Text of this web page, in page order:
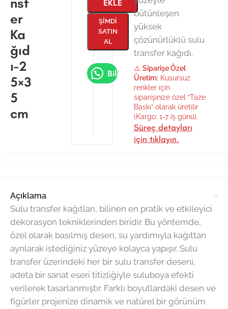
er
Ka
ğıd
ı-2
5×3
5
cm
EKLE
ŞIMDI
SATIN
AL
Bilgi Al
bütünleşen
yüksek
çözünürlüklü sulu
transfer kağıdı.
⚠️ Siparişe Özel
Üretim:Kusursuz
renkler için
siparişinize özel “Taze
Baskı” olarak üretilir
(Kargo: 1-7 iş günü).
Süreç detayları
için tıklayın.
Açıklama
Sulu transfer kağıtları, bilinen en pratik ve etkileyici
dekorasyon tekniklerinden biridir. Bu yöntemde,
özel olarak basılmış desen, su yardımıyla kağıttan
ayrılarak istediğiniz yüzeye kolayca yapışır. Sulu
transfer üzerindeki her bir sulu transfer deseni,
adeta bir sanat eseri titizliğiyle suluboya efekti
verilerek tasarlanmıştır. Farklı boyutlardaki desen ve
figürler projenize dinamik ve natürel bir görünüm